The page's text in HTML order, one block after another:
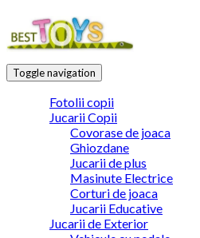
Toggle navigation
Fotolii copii
Jucarii Copii
Covorase de joaca
Ghiozdane
Jucarii de plus
Masinute Electrice
Corturi de joaca
Jucarii Educative
Jucarii de Exterior